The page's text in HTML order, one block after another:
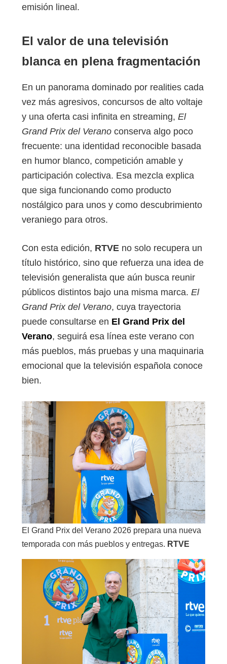
emisión lineal.
El valor de una televisión
blanca en plena fragmentación
En un panorama dominado por realities cada
vez más agresivos, concursos de alto voltaje
y una oferta casi infinita en streaming, El
Grand Prix del Verano conserva algo poco
frecuente: una identidad reconocible basada
en humor blanco, competición amable y
participación colectiva. Esa mezcla explica
que siga funcionando como producto
nostálgico para unos y como descubrimiento
veraniego para otros.
Con esta edición, RTVE no solo recupera un
título histórico, sino que refuerza una idea de
televisión generalista que aún busca reunir
públicos distintos bajo una misma marca. El
Grand Prix del Verano, cuya trayectoria
puede consultarse en El Grand Prix del
Verano, seguirá esa línea este verano con
más pueblos, más pruebas y una maquinaria
emocional que la televisión española conoce
bien.
El Grand Prix del Verano 2026 prepara una nueva
temporada con más pueblos y entregas. RTVE